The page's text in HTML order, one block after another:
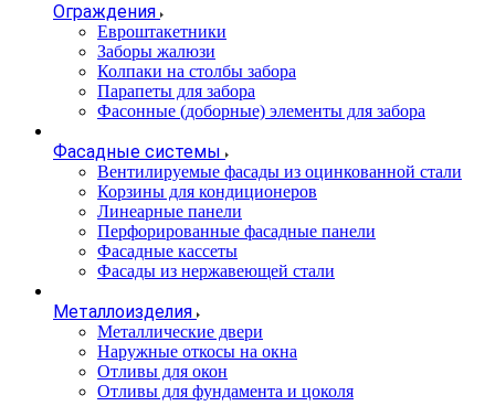
Ограждения
Евроштакетники
Заборы жалюзи
Колпаки на столбы забора
Парапеты для забора
Фасонные (доборные) элементы для забора
Фасадные системы
Вентилируемые фасады из оцинкованной стали
Корзины для кондиционеров
Линеарные панели
Перфорированные фасадные панели
Фасадные кассеты
Фасады из нержавеющей стали
Металлоизделия
Металлические двери
Наружные откосы на окна
Отливы для окон
Отливы для фундамента и цоколя